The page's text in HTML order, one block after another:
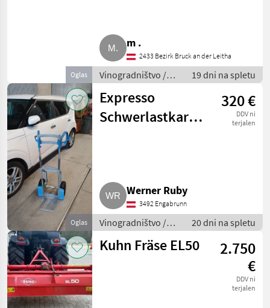
Oglas
m .
2433 Bezirk Bruck an der Leitha
Vinogradništvo /
Drugi stroji za
vinogradništvo
19 dni na spletu
Oglas
Expresso
Schwerlastkarre,
320 €
DDV ni
terjalen
Werner Ruby
3492 Engabrunn
Vinogradništvo /
Drugi stroji za
vinogradništvo
20 dni na spletu
Kuhn Fräse EL50
2.750
€
DDV ni
terjalen